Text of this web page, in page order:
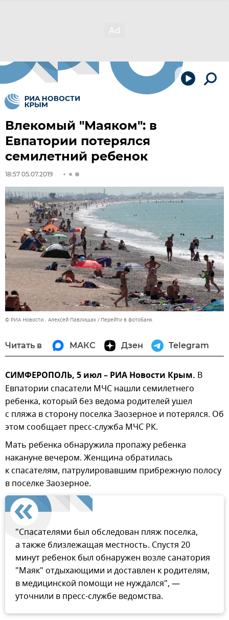
Влекомый "Маяком": в
Евпатории потерялся
семилетний ребенок
18:57 05.07.2019
© РИА Новости . Алексей Павлишак Перейти в фотобанк
Читать в МАКС Дзен Telegram
СИМФЕРОПОЛЬ, 5 июл – РИА Новости Крым. В
Евпатории спасатели МЧС нашли семилетнего
ребенка, который без ведома родителей ушел
с пляжа в сторону поселка Заозерное и потерялся. Об
этом сообщает пресс-служба МЧС РК.
Мать ребенка обнаружила пропажу ребенка
накануне вечером. Женщина обратилась
к спасателям, патрулировавшим прибрежную полосу
в поселке Заозерное.
"Спасателями был обследован пляж поселка,
а также близлежащая местность. Спустя 20
минут ребенок был обнаружен возле санатория
"Маяк" отдыхающими и доставлен к родителям,
в медицинской помощи не нуждался", —
уточнили в пресс-службе ведомства.